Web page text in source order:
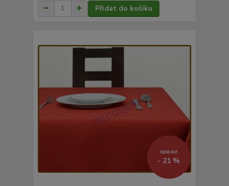
Přidat do košíku
806 Kč
- 21 %